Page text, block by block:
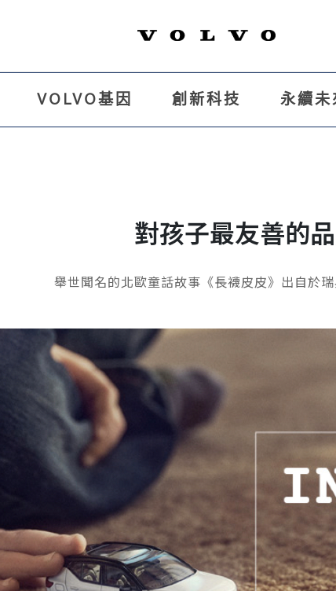
VOLVO基因 創新科技 永續未
對孩子最友善的
舉世聞名的北歐童話故事《長襪皮皮》出自於